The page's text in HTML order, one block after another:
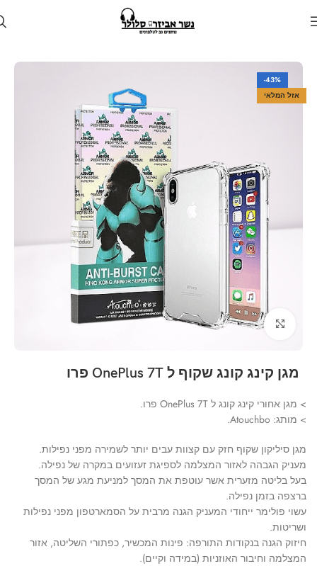
מגנים למכשירי וואן פלוס
-43%
אזל המלאי
Click to enlarge
מגן קינג קונג שקוף ל OnePlus 7T פרו
> מגן אחורי קינג קונג ל OnePlus 7T פרו.
> מותג: Atouchbo.
מגן סיליקון שקוף חזק עם קצוות עבים יותר לשמירה מפני נפילות.
מעניק הגבהה לאזור המצלמה לספיגת זעזועים במקרה של נפילה.
בעל בליטה מזערית אשר עוטפת את המסך למניעת מגע של המסך
ברצפה בזמן נפילה.
עשוי פולימר ייחודי המעניק הגנה מרבית על הסמארטפון מפני נפילות
ושריטות.
חיזוק הגנה בנקודות התורפה: פינות המכשיר, כפתורי השליטה, אזור
המצלמה וחיבור האוזניות (במידה וקיים).